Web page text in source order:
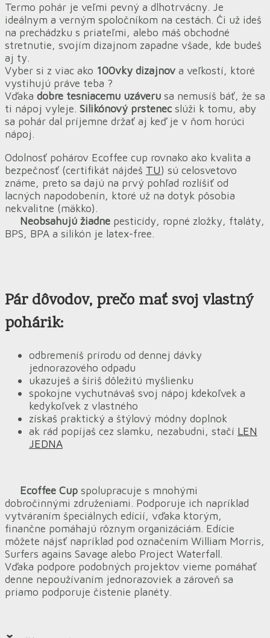
Termo pohár je veľmi pevný a dlhotrvácny. Je
ideálnym a verným spoločníkom na cestách. Či už ideš
na prechádzku s priateľmi, alebo máš obchodné
stretnutie, svojím dizajnom zapadne všade, kde budeš
aj ty.
Vyber si z viac ako 100vky dizajnov a veľkostí, ktoré
vystihujú práve teba ?
Vďaka dobre tesniacemu uzáveru sa nemusíš báť, že sa
ti nápoj vyleje. Silikónový prstenec slúži k tomu, aby
sa pohár dal príjemne držať aj keď je v ňom horúci
nápoj.
Odolnosť pohárov Ecoffee cup rovnako ako kvalita a
bezpečnosť (certifikát nájdeš TU) sú celosvetovo
známe, preto sa dajú na prvý pohľad rozlíšiť od
lacných napodobenín, ktoré už na dotyk pôsobia
nekvalitne (mäkko).
Neobsahujú žiadne pesticídy, ropné zložky, ftaláty,
BPS, BPA a silikón je latex-free.
Pár dôvodov, prečo mať svoj vlastný
pohárik:
odbremeníš prírodu od dennej dávky
jednorazového odpadu
ukazuješ a šíriš dôležitú myšlienku
spokojne vychutnávaš svoj nápoj kdekoľvek a
kedykoľvek z vlastného
získaš praktický a štýlový módny doplnok
ak rád popíjaš cez slamku, nezabudni, stačí LEN
JEDNA
Ecoffee Cup spolupracuje s mnohými
dobročinnými združeniami. Podporuje ich napríklad
vytváraním špeciálnych edícií, vďaka ktorým,
finančne pomáhajú rôznym organizáciám. Edície
môžete nájsť napríklad pod označením William Morris,
Surfers agains Savage alebo Project Waterfall.
Vďaka podpore podobných projektov vieme pomáhať
denne nepoužívaním jednorazoviek a zároveň sa
priamo podporuje čistenie planéty.